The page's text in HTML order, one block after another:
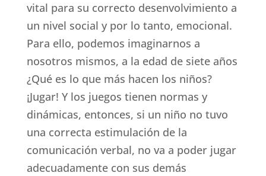
vital para su correcto desenvolvimiento a
un nivel social y por lo tanto, emocional.
Para ello, podemos imaginarnos a
nosotros mismos, a la edad de siete años
¿Qué es lo que más hacen los niños?
¡Jugar! Y los juegos tienen normas y
dinámicas, entonces, si un niño no tuvo
una correcta estimulación de la
comunicación verbal, no va a poder jugar
adecuadamente con sus demás